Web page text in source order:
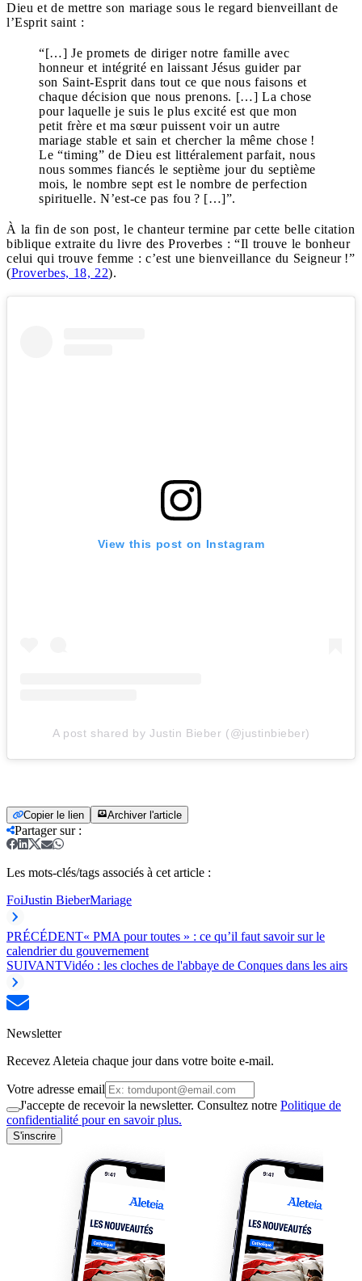
Dieu et de mettre son mariage sous le regard bienveillant de
l’Esprit saint :
“[…] Je promets de diriger notre famille avec
honneur et intégrité en laissant Jésus guider par
son Saint-Esprit dans tout ce que nous faisons et
chaque décision que nous prenons. […] La chose
pour laquelle je suis le plus excité est que mon
petit frère et ma sœur puissent voir un autre
mariage stable et sain et chercher la même chose !
Le “timing” de Dieu est littéralement parfait, nous
nous sommes fiancés le septième jour du septième
mois, le nombre sept est le nombre de perfection
spirituelle. N’est-ce pas fou ? […]”.
À la fin de son post, le chanteur termine par cette belle citation
biblique extraite du livre des Proverbes : “Il trouve le bonheur
celui qui trouve femme : c’est une bienveillance du Seigneur !”
(Proverbes, 18, 22).
View this post on Instagram
A post shared by Justin Bieber (@justinbieber)
Copier le lien Archiver l'article
Partager sur:
Les mots-clés/tags associés à cet article :
FoiJustin BieberMariage
PRÉCÉDENT« PMA pour toutes » : ce qu’il faut savoir sur le
calendrier du gouvernement
SUIVANTVidéo : les cloches de l'abbaye de Conques dans les airs
Newsletter
Recevez Aleteia chaque jour dans votre boite e-mail.
Votre adresse email
J'accepte de recevoir la newsletter. Consultez notre Politique de
confidentialité pour en savoir plus.
S'inscrire